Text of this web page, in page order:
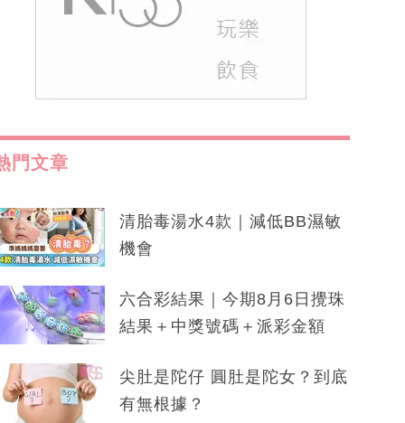
門文章
清胎毒湯水4款｜減低BB濕敏
機會
六合彩結果｜今期8月6日攪珠
結果＋中獎號碼＋派彩金額
尖肚是陀仔 圓肚是陀女？到底
有無根據？